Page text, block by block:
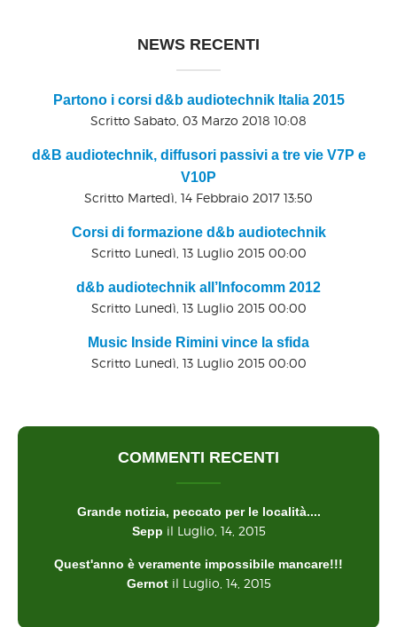
NEWS RECENTI
Partono i corsi d&b audiotechnik Italia 2015
Scritto Sabato, 03 Marzo 2018 10:08
d&B audiotechnik, diffusori passivi a tre vie V7P e
V10P
Scritto Martedì, 14 Febbraio 2017 13:50
Corsi di formazione d&b audiotechnik
Scritto Lunedì, 13 Luglio 2015 00:00
d&b audiotechnik all’Infocomm 2012
Scritto Lunedì, 13 Luglio 2015 00:00
Music Inside Rimini vince la sfida
Scritto Lunedì, 13 Luglio 2015 00:00
COMMENTI RECENTI
Grande notizia, peccato per le località....
Sepp il Luglio, 14, 2015
Quest'anno è veramente impossibile mancare!!!
Gernot il Luglio, 14, 2015